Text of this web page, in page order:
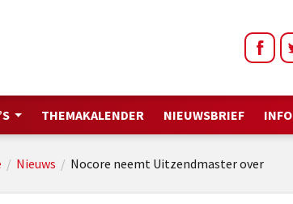
THEMAKALENDER NIEUWSBRIEF INFO
/ Nieuws / Nocore neemt Uitzendmaster over